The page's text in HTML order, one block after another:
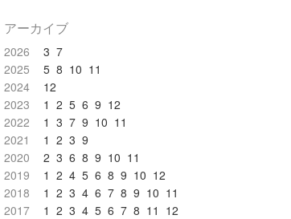
アーカイブ
2026 3 7
2025
5 8 10 11
2024
12
2023
1 2 5 6 9 12
2022
1 3 7 9 10 11
2021
1 2 3 9
2020
2 3 6 8 9 10 11
2019
1 2 4 5 6 8 9 10 12
2018
1 2 3 4 6 7 8 9 10 11
2017
1 2 3 4 5 6 7 8 11 12